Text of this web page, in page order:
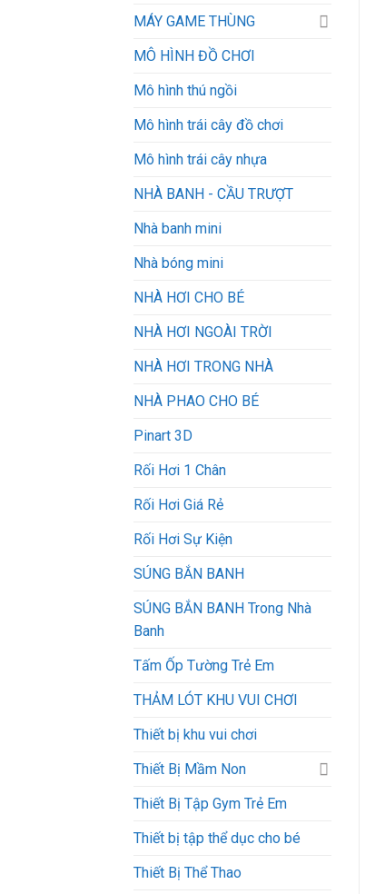
MÁY GAME THÙNG
MÔ HÌNH ĐỒ CHƠI
Mô hình thú ngồi
Mô hình trái cây đồ chơi
Mô hình trái cây nhựa
NHÀ BANH - CẦU TRƯỢT
Nhà banh mini
Nhà bóng mini
NHÀ HƠI CHO BÉ
NHÀ HƠI NGOÀI TRỜI
NHÀ HƠI TRONG NHÀ
NHÀ PHAO CHO BÉ
Pinart 3D
Rối Hơi 1 Chân
Rối Hơi Giá Rẻ
Rối Hơi Sự Kiện
SÚNG BẮN BANH
SÚNG BẮN BANH Trong Nhà
Banh
Tấm Ốp Tường Trẻ Em
THẢM LÓT KHU VUI CHƠI
Thiết bị khu vui chơi
Thiết Bị Mầm Non
Thiết Bị Tập Gym Trẻ Em
Thiết bị tập thể dục cho bé
Thiết Bị Thể Thao